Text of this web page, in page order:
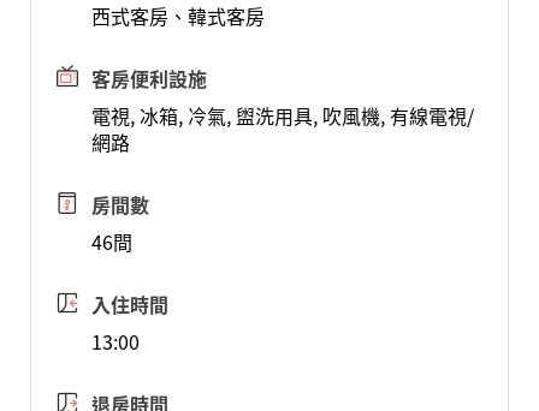
西式客房、韓式客房
客房便利設施
電視, 冰箱, 冷氣, 盥洗用具, 吹風機, 有線電視/
網路
房間數
46間
入住時間
13:00
退房時間